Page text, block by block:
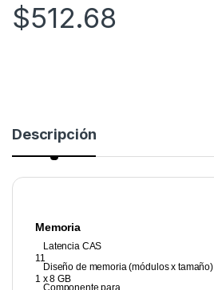
$512.68
Descripción
Memoria
Latencia CAS
11
Diseño de memoria (módulos x tamaño)
1 x 8 GB